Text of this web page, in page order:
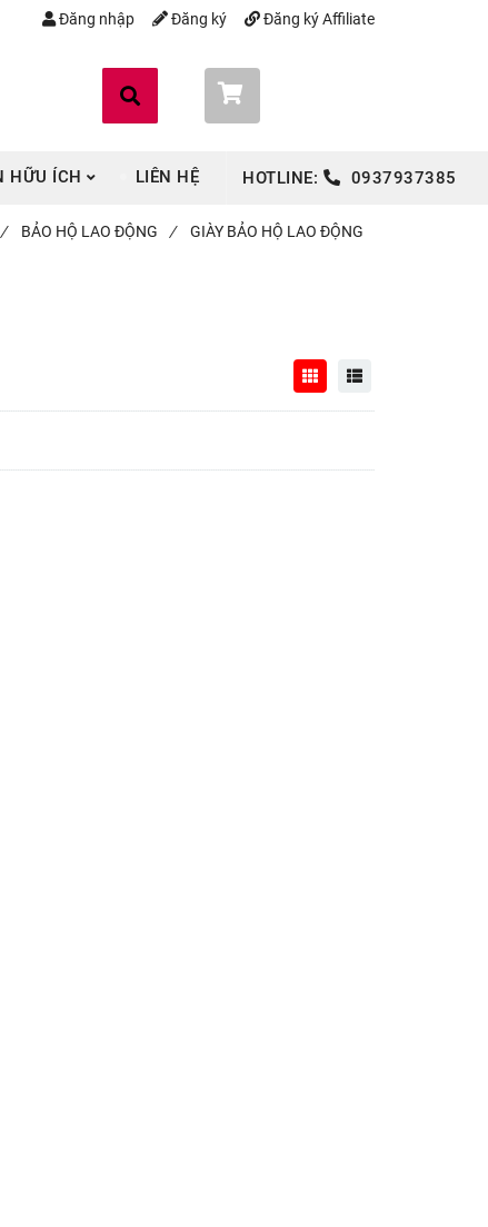
Đăng nhập Đăng ký Đăng ký Affiliate
HỮU ÍCH LIÊN HỆ HOTLINE: 0937937385
/ BẢO HỘ LAO ĐỘNG / GIÀY BẢO HỘ LAO ĐỘNG